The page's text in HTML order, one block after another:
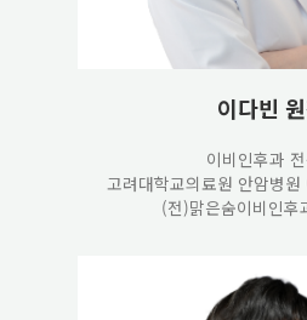
이다빈
이비인후과
고려대학교의료원 안암병원
(전)맑은숨이비인후